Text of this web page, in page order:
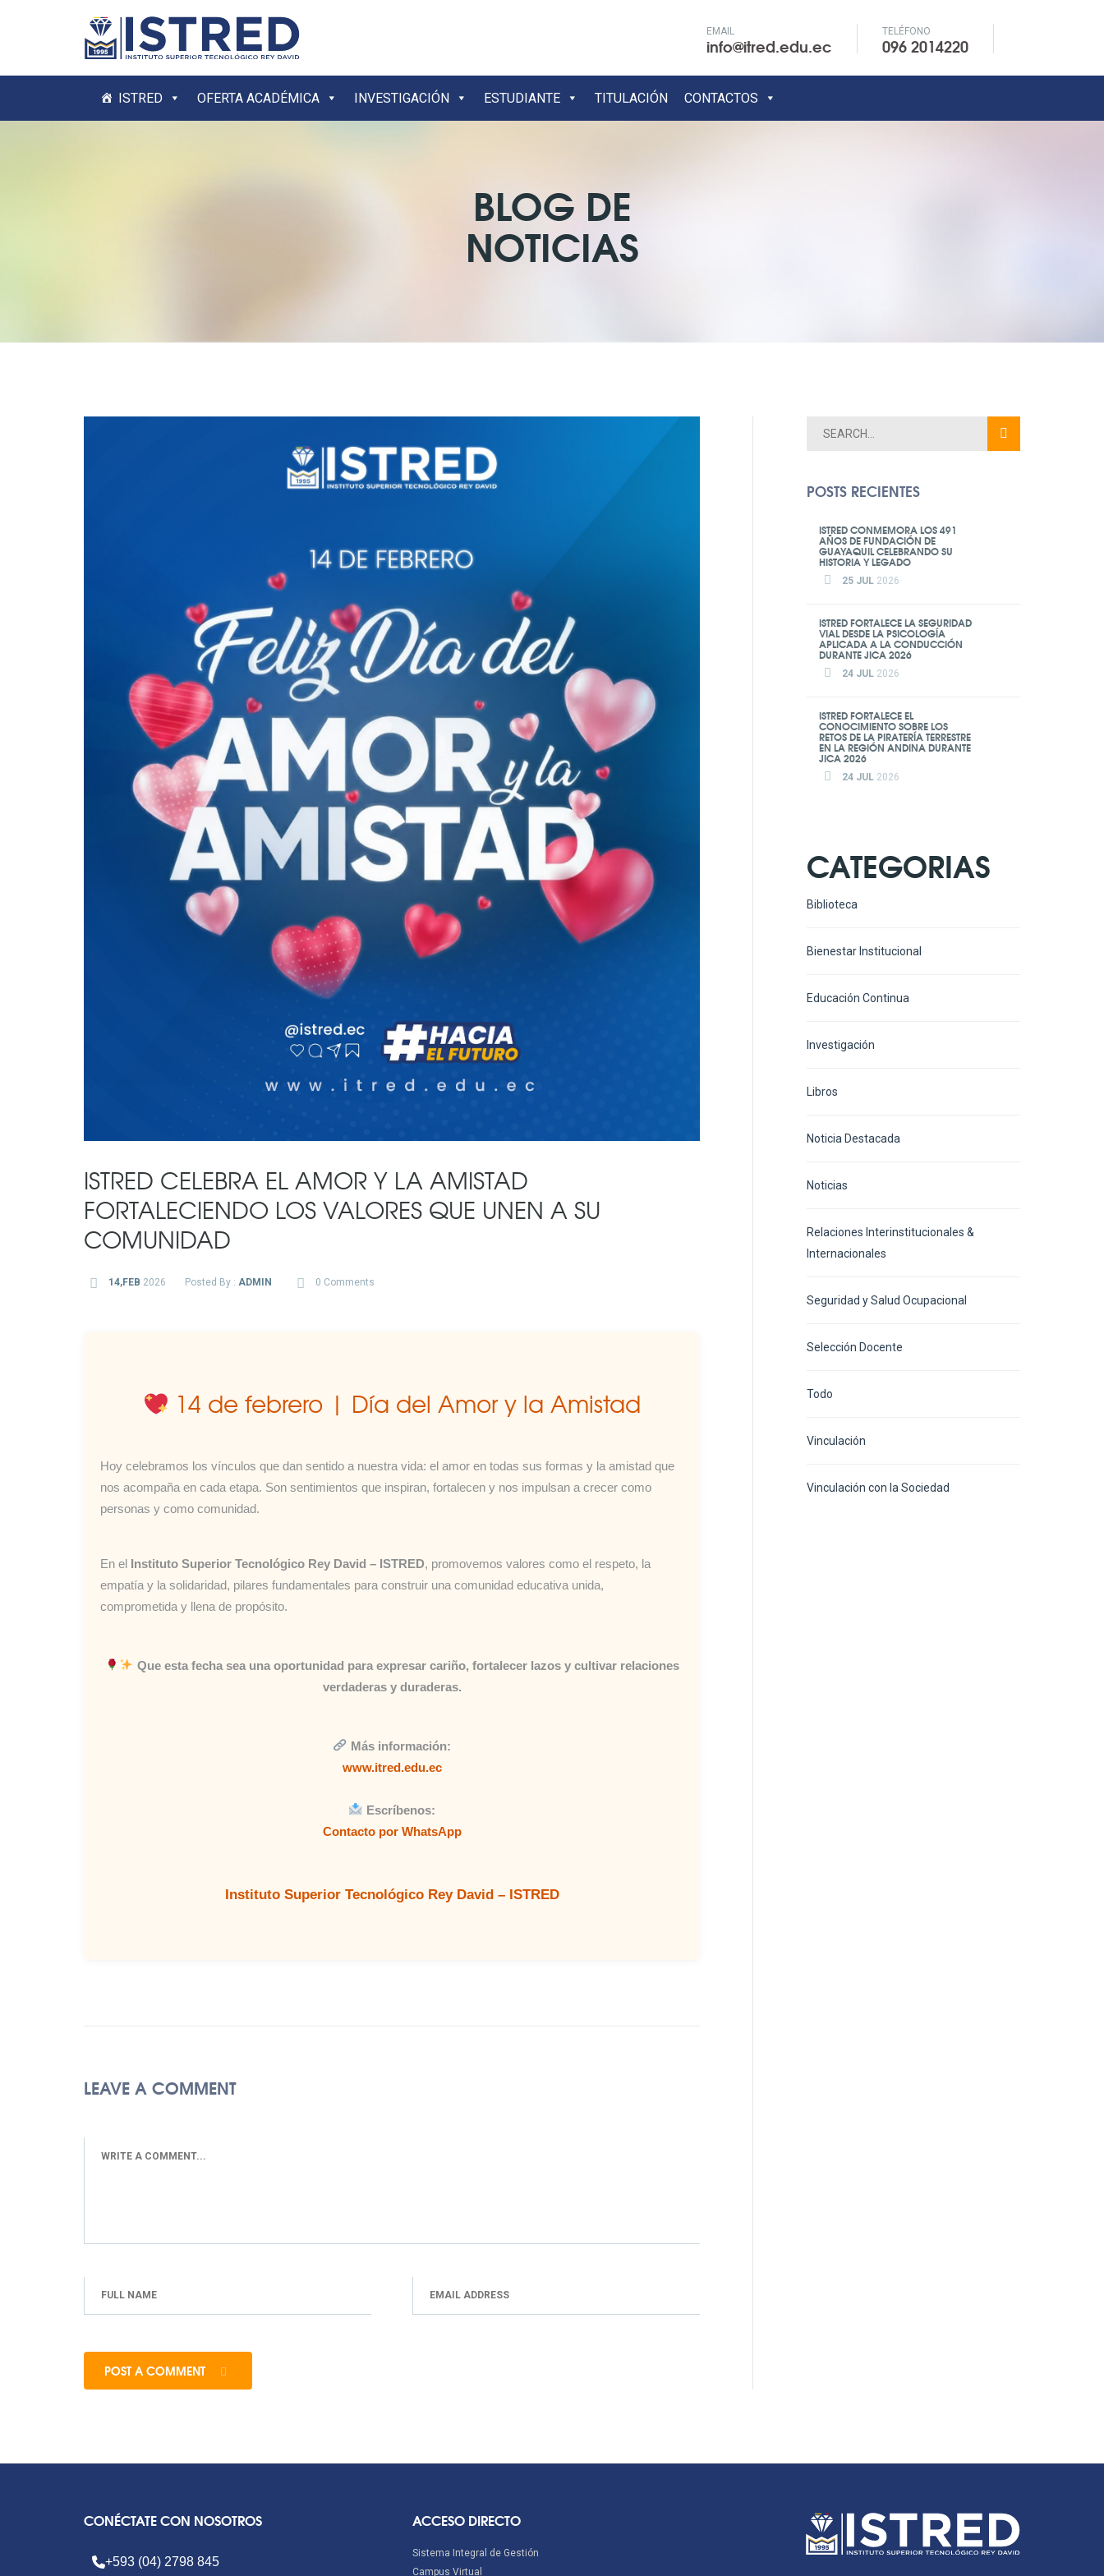
EMAIL
info@itred.edu.ec
TELÉFONO
096 2014220
ISTRED OFERTA ACADÉMICA INVESTIGACIÓN ESTUDIANTE TITULACIÓN CONTACTOS
BLOG DE
NOTICIAS
ISTRED CELEBRA EL AMOR Y LA AMISTAD
FORTALECIENDO LOS VALORES QUE UNEN A SU
COMUNIDAD
14,FEB 2026 Posted By : ADMIN 0 Comments
14 de febrero | Día del Amor y la Amistad
Hoy celebramos los vínculos que dan sentido a nuestra vida: el amor en todas sus formas y la amistad que
nos acompaña en cada etapa. Son sentimientos que inspiran, fortalecen y nos impulsan a crecer como
personas y como comunidad.
En el Instituto Superior Tecnológico Rey David – ISTRED, promovemos valores como el respeto, la
empatía y la solidaridad, pilares fundamentales para construir una comunidad educativa unida,
comprometida y llena de propósito.
Que esta fecha sea una oportunidad para expresar cariño, fortalecer lazos y cultivar relaciones
verdaderas y duraderas.
Más información:
www.itred.edu.ec
Escríbenos:
Contacto por WhatsApp
Instituto Superior Tecnológico Rey David – ISTRED
LEAVE A COMMENT
POST A COMMENT
POSTS RECIENTES
ISTRED CONMEMORA LOS 491
AÑOS DE FUNDACIÓN DE
GUAYAQUIL CELEBRANDO SU
HISTORIA Y LEGADO
25 JUL 2026
ISTRED FORTALECE LA SEGURIDAD
VIAL DESDE LA PSICOLOGÍA
APLICADA A LA CONDUCCIÓN
DURANTE JICA 2026
24 JUL 2026
ISTRED FORTALECE EL
CONOCIMIENTO SOBRE LOS
RETOS DE LA PIRATERÍA TERRESTRE
EN LA REGIÓN ANDINA DURANTE
JICA 2026
24 JUL 2026
CATEGORIAS
Biblioteca
Bienestar Institucional
Educación Continua
Investigación
Libros
Noticia Destacada
Noticias
Relaciones Interinstitucionales &
Internacionales
Seguridad y Salud Ocupacional
Selección Docente
Todo
Vinculación
Vinculación con la Sociedad
CONÉCTATE CON NOSOTROS
+593 (04) 2798 845
ACCESO DIRECTO
Sistema Integral de Gestión
Campus Virtual